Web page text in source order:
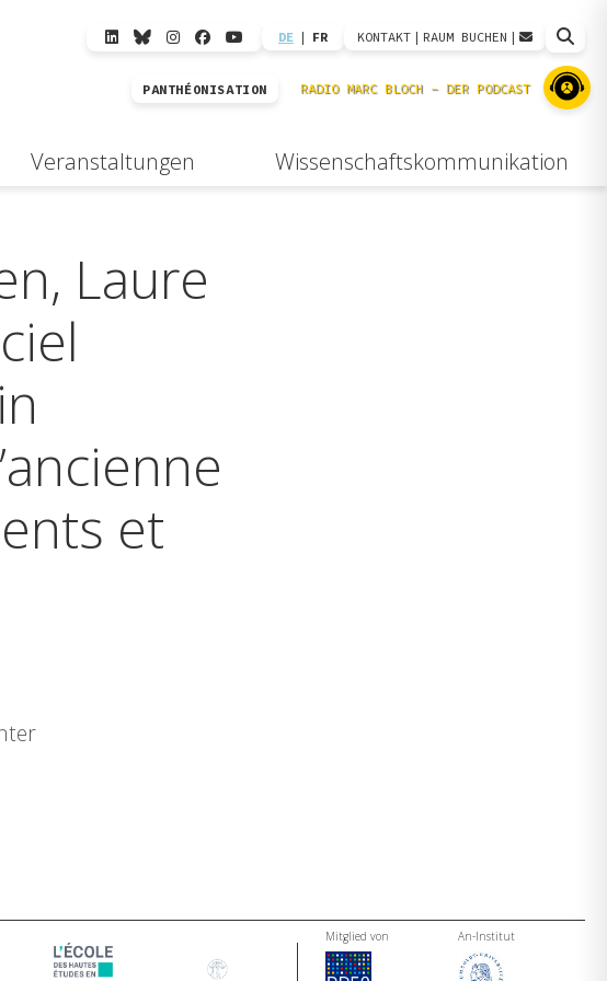
DE | FR KONTAKT | RAUM BUCHEN |
PANTHÉONISATION
Veranstaltungen Wissenschaftskommunikation
Laure
et
Mitglied von An-Institut